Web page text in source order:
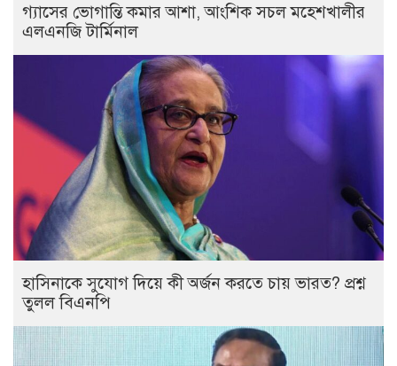
গ্যাসের ভোগান্তি কমার আশা, আংশিক সচল মহেশখালীর
এলএনজি টার্মিনাল
হাসিনাকে সুযোগ দিয়ে কী অর্জন করতে চায় ভারত? প্রশ্ন
তুলল বিএনপি